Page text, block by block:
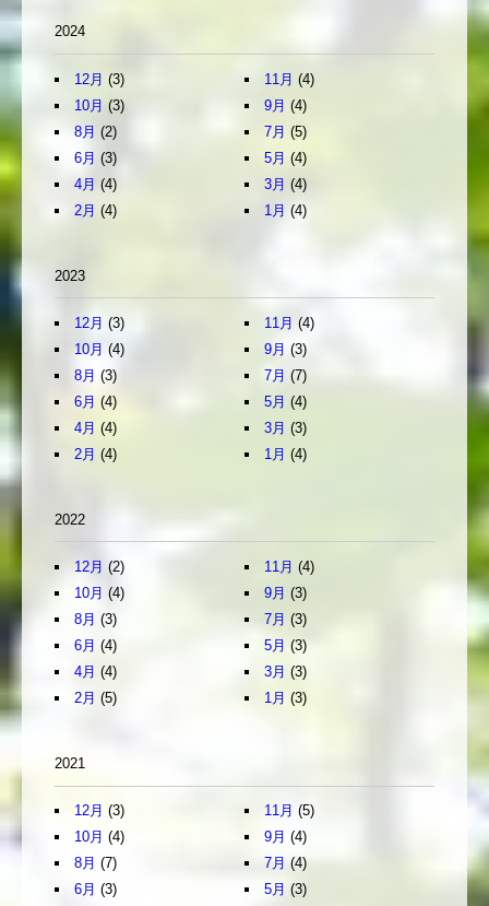
2024
12月 (3) 11月 (4)
10月 (3) 9月 (4)
8月 (2) 7月 (5)
6月 (3) 5月 (4)
4月 (4) 3月 (4)
2月 (4) 1月 (4)
2023
12月 (3) 11月 (4)
10月 (4) 9月 (3)
8月 (3) 7月 (7)
6月 (4) 5月 (4)
4月 (4) 3月 (3)
2月 (4) 1月 (4)
2022
12月 (2) 11月 (4)
10月 (4) 9月 (3)
8月 (3) 7月 (3)
6月 (4) 5月 (3)
4月 (4) 3月 (3)
2月 (5) 1月 (3)
2021
12月 (3) 11月 (5)
10月 (4) 9月 (4)
8月 (7) 7月 (4)
6月 (3) 5月 (3)